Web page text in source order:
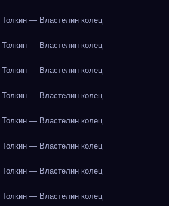
— Властелин колец
— Властелин колец
— Властелин колец
— Властелин колец
— Властелин колец
— Властелин колец
— Властелин колец
— Властелин колец